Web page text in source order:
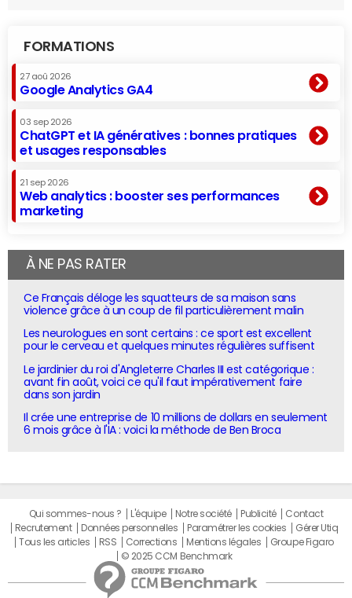
FORMATIONS
27 aoû 2026
Google Analytics GA4
03 sep 2026
ChatGPT et IA génératives : bonnes pratiques
et usages responsables
21 sep 2026
Web analytics : booster ses performances
marketing
À NE PAS RATER
Ce Français déloge les squatteurs de sa maison sans
violence grâce à un coup de fil particulièrement malin
Les neurologues en sont certains : ce sport est excellent
pour le cerveau et quelques minutes régulières suffisent
Le jardinier du roi d'Angleterre Charles III est catégorique :
avant fin août, voici ce qu'il faut impérativement faire
dans son jardin
Il crée une entreprise de 10 millions de dollars en seulement
6 mois grâce à l'IA : voici la méthode de Ben Broca
Qui sommes-nous ? L'équipe Notre société Publicité
Contact
Recrutement
Données personnelles Paramétrer les cookies
Gérer Utiq
Tous les articles
RSS Corrections Mentions légales
Groupe Figaro
© 2025 CCM Benchmark